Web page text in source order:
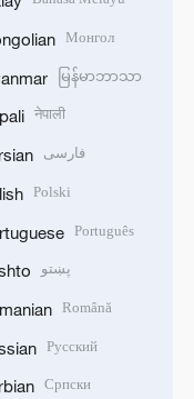
Монгол
မြန်မာဘာသာ
नेपाली
فارسی
Polski
Português
پښتو
Română
Русский
Српски